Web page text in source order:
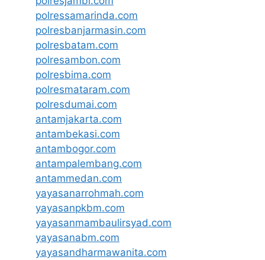
polressamarinda.com
polresbanjarmasin.com
polresbatam.com
polresambon.com
polresbima.com
polresmataram.com
polresdumai.com
antamjakarta.com
antambekasi.com
antambogor.com
antampalembang.com
antammedan.com
yayasanarrohmah.com
yayasanpkbm.com
yayasanmambaulirsyad.com
yayasanabm.com
yayasandharmawanita.com